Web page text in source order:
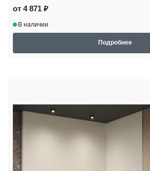
от 4 871 ₽
В наличии
Подробнее